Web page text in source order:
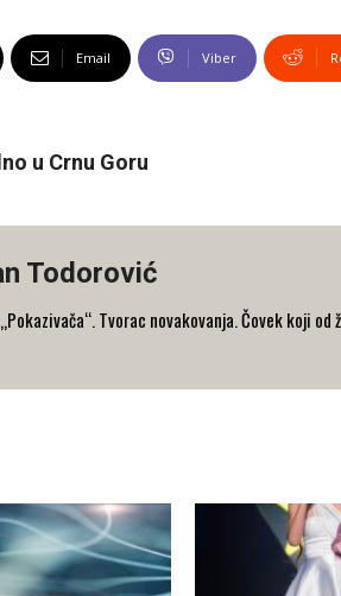
Email Viber
u Crnu Goru
Todorović
Tvorac novakovanja. Čovek koji